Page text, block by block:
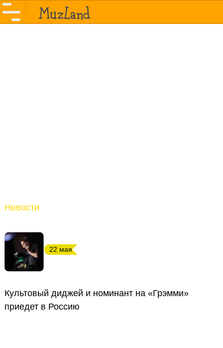
Новости
22 мая
Культовый диджей и номинант на «Грэмми»
приедет в Россию